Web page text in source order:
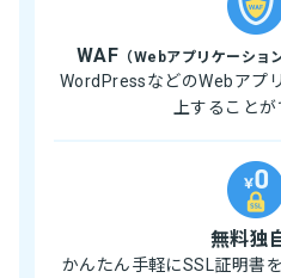
WAF （Webアプリケーショ
WordPressなどのWebアプ
上することが
無料独
かんたん手軽にSSL証明書